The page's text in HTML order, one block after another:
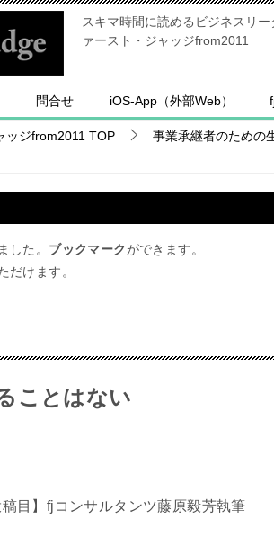
スキマ時間に読めるビジネスリ
ァースト・ジャッジfrom2011
問合せ iOS-App（外部Web）
ッジfrom2011 TOP
事業承継者のための
した。 ブックマーク ができます。
だけます。
ことはない
目】fjコンサルタンツ藤原毅芳執筆